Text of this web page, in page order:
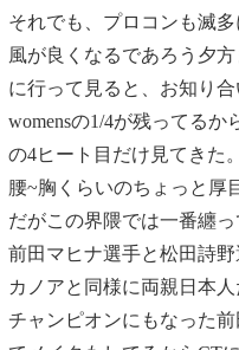
それでも、プロコンも滅
風が良くなるであろう夕
に行って見ると、お知り
womensの1/4が残ってるか
の4ヒート目だけ見てきた。
腰~胸くらいのちょっと厚
だがこの界隈では一番纏っ
前田マヒナ選手と松田詩野
カノアと同様に両親日本
チャンピオンにもなった